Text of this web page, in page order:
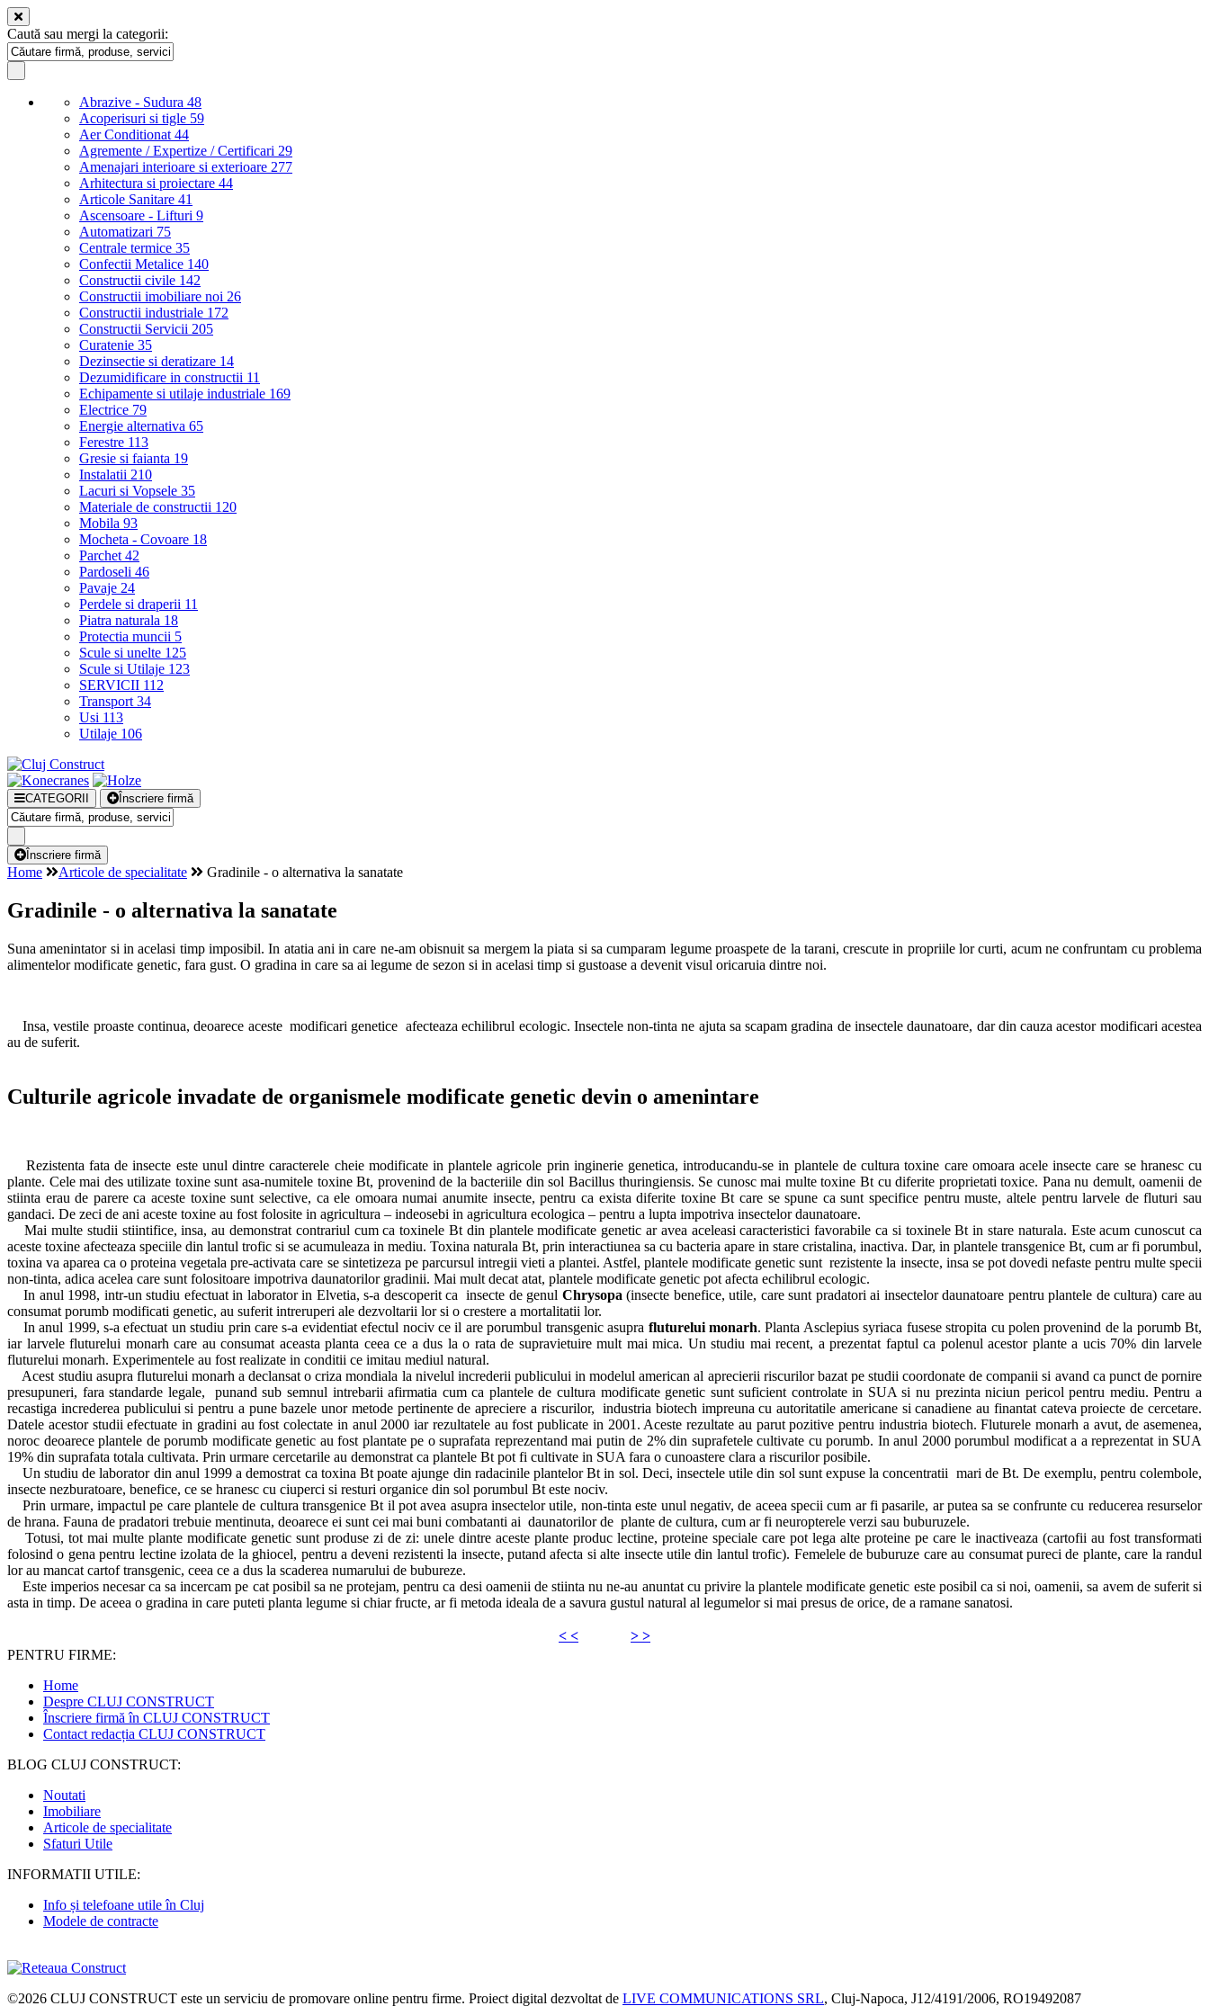
Caută sau mergi la categorii:
Abrazive - Sudura 48
Acoperisuri si tigle 59
Aer Conditionat 44
Agremente / Expertize / Certificari 29
Amenajari interioare si exterioare 277
Arhitectura si proiectare 44
Articole Sanitare 41
Ascensoare - Lifturi 9
Automatizari 75
Centrale termice 35
Confectii Metalice 140
Constructii civile 142
Constructii imobiliare noi 26
Constructii industriale 172
Constructii Servicii 205
Curatenie 35
Dezinsectie si deratizare 14
Dezumidificare in constructii 11
Echipamente si utilaje industriale 169
Electrice 79
Energie alternativa 65
Ferestre 113
Gresie si faianta 19
Instalatii 210
Lacuri si Vopsele 35
Materiale de constructii 120
Mobila 93
Mocheta - Covoare 18
Parchet 42
Pardoseli 46
Pavaje 24
Perdele si draperii 11
Piatra naturala 18
Protectia muncii 5
Scule si unelte 125
Scule si Utilaje 123
SERVICII 112
Transport 34
Usi 113
Utilaje 106
CATEGORII Înscriere firmă
Înscriere firmă
Home Articole de specialitate Gradinile - o alternativa la sanatate
Gradinile - o alternativa la sanatate
Suna amenintator si in acelasi timp imposibil. In atatia ani in care ne-am obisnuit sa mergem la piata si sa cumparam legume proaspete de la tarani, crescute in propriile lor curti, acum ne confruntam cu problema
alimentelor modificate genetic, fara gust. O gradina in care sa ai legume de sezon si in acelasi timp si gustoase a devenit visul oricaruia dintre noi.
Insa, vestile proaste continua, deoarece aceste modificari genetice afecteaza echilibrul ecologic. Insectele non-tinta ne ajuta sa scapam gradina de insectele daunatoare, dar din cauza acestor modificari acestea
au de suferit.
Culturile agricole invadate de organismele modificate genetic devin o amenintare
Rezistenta fata de insecte este unul dintre caracterele cheie modificate in plantele agricole prin inginerie genetica, introducandu-se in plantele de cultura toxine care omoara acele insecte care se hranesc cu
plante. Cele mai des utilizate toxine sunt asa-numitele toxine Bt, provenind de la bacteriile din sol Bacillus thuringiensis. Se cunosc mai multe toxine Bt cu diferite proprietati toxice. Pana nu demult, oamenii de
stiinta erau de parere ca aceste toxine sunt selective, ca ele omoara numai anumite insecte, pentru ca exista diferite toxine Bt care se spune ca sunt specifice pentru muste, altele pentru larvele de fluturi sau
gandaci. De zeci de ani aceste toxine au fost folosite in agricultura – indeosebi in agricultura ecologica – pentru a lupta impotriva insectelor daunatoare.
Mai multe studii stiintifice, insa, au demonstrat contrariul cum ca toxinele Bt din plantele modificate genetic ar avea aceleasi caracteristici favorabile ca si toxinele Bt in stare naturala. Este acum cunoscut ca
aceste toxine afecteaza speciile din lantul trofic si se acumuleaza in mediu. Toxina naturala Bt, prin interactiunea sa cu bacteria apare in stare cristalina, inactiva. Dar, in plantele transgenice Bt, cum ar fi porumbul,
toxina va aparea ca o proteina vegetala pre-activata care se sintetizeza pe parcursul intregii vieti a plantei. Astfel, plantele modificate genetic sunt rezistente la insecte, insa se pot dovedi nefaste pentru multe specii
non-tinta, adica acelea care sunt folositoare impotriva daunatorilor gradinii. Mai mult decat atat, plantele modificate genetic pot afecta echilibrul ecologic.
In anul 1998, intr-un studiu efectuat in laborator in Elvetia, s-a descoperit ca insecte de genul Chrysopa (insecte benefice, utile, care sunt pradatori ai insectelor daunatoare pentru plantele de cultura) care au
consumat porumb modificati genetic, au suferit intreruperi ale dezvoltarii lor si o crestere a mortalitatii lor.
In anul 1999, s-a efectuat un studiu prin care s-a evidentiat efectul nociv ce il are porumbul transgenic asupra fluturelui monarh. Planta Asclepius syriaca fusese stropita cu polen provenind de la porumb Bt,
iar larvele fluturelui monarh care au consumat aceasta planta ceea ce a dus la o rata de supravietuire mult mai mica. Un studiu mai recent, a prezentat faptul ca polenul acestor plante a ucis 70% din larvele
fluturelui monarh. Experimentele au fost realizate in conditii ce imitau mediul natural.
Acest studiu asupra fluturelui monarh a declansat o criza mondiala la nivelul increderii publicului in modelul american al aprecierii riscurilor bazat pe studii coordonate de companii si avand ca punct de pornire
presupuneri, fara standarde legale, punand sub semnul intrebarii afirmatia cum ca plantele de cultura modificate genetic sunt suficient controlate in SUA si nu prezinta niciun pericol pentru mediu. Pentru a
recastiga increderea publicului si pentru a pune bazele unor metode pertinente de apreciere a riscurilor, industria biotech impreuna cu autoritatile americane si canadiene au finantat cateva proiecte de cercetare.
Datele acestor studii efectuate in gradini au fost colectate in anul 2000 iar rezultatele au fost publicate in 2001. Aceste rezultate au parut pozitive pentru industria biotech. Fluturele monarh a avut, de asemenea,
noroc deoarece plantele de porumb modificate genetic au fost plantate pe o suprafata reprezentand mai putin de 2% din suprafetele cultivate cu porumb. In anul 2000 porumbul modificat a a reprezentat in SUA
19% din suprafata totala cultivata. Prin urmare cercetarile au demonstrat ca plantele Bt pot fi cultivate in SUA fara o cunoastere clara a riscurilor posibile.
Un studiu de laborator din anul 1999 a demostrat ca toxina Bt poate ajunge din radacinile plantelor Bt in sol. Deci, insectele utile din sol sunt expuse la concentratii mari de Bt. De exemplu, pentru colembole,
insecte nezburatoare, benefice, ce se hranesc cu ciuperci si resturi organice din sol porumbul Bt este nociv.
Prin urmare, impactul pe care plantele de cultura transgenice Bt il pot avea asupra insectelor utile, non-tinta este unul negativ, de aceea specii cum ar fi pasarile, ar putea sa se confrunte cu reducerea resurselor
de hrana. Fauna de pradatori trebuie mentinuta, deoarece ei sunt cei mai buni combatanti ai daunatorilor de plante de cultura, cum ar fi neuropterele verzi sau buburuzele.
Totusi, tot mai multe plante modificate genetic sunt produse zi de zi: unele dintre aceste plante produc lectine, proteine speciale care pot lega alte proteine pe care le inactiveaza (cartofii au fost transformati
folosind o gena pentru lectine izolata de la ghiocel, pentru a deveni rezistenti la insecte, putand afecta si alte insecte utile din lantul trofic). Femelele de buburuze care au consumat pureci de plante, care la randul
lor au mancat cartof transgenic, ceea ce a dus la scaderea numarului de bubureze.
Este imperios necesar ca sa incercam pe cat posibil sa ne protejam, pentru ca desi oamenii de stiinta nu ne-au anuntat cu privire la plantele modificate genetic este posibil ca si noi, oamenii, sa avem de suferit si
asta in timp. De aceea o gradina in care puteti planta legume si chiar fructe, ar fi metoda ideala de a savura gustul natural al legumelor si mai presus de orice, de a ramane sanatosi.
< <
> >
PENTRU FIRME:
Home
Despre CLUJ CONSTRUCT
Înscriere firmă în CLUJ CONSTRUCT
Contact redacția CLUJ CONSTRUCT
BLOG CLUJ CONSTRUCT:
Noutati
Imobiliare
Articole de specialitate
Sfaturi Utile
INFORMATII UTILE:
Info și telefoane utile în Cluj
Modele de contracte
©2026 CLUJ CONSTRUCT este un serviciu de promovare online pentru firme. Proiect digital dezvoltat de LIVE COMMUNICATIONS SRL, Cluj-Napoca, J12/4191/2006, RO19492087